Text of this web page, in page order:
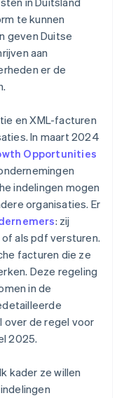
te kunnen
geven Duitse
aan
er de
en XML-facturen
In maart 2024
Opportunities
indelingen mogen
organisaties. Er
: zij
als pdf versturen.
facturen die ze
Deze regeling
in de
over de regel voor
2025.
kader ze willen